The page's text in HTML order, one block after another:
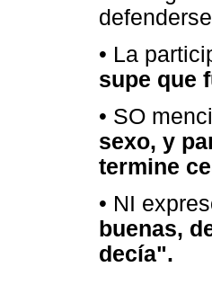
• La
supe que
• SO
sexo, y
termine
• NI
buenas,
decía".